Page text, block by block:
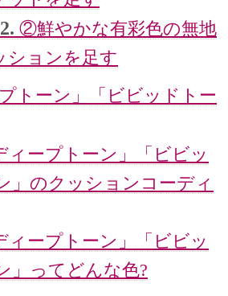
②鮮やかな有彩色の無地
ションを足す
トーン」「ビビッドトー
ィープトーン」「ビビッ
」のクッションコーディ
ィープトーン」「ビビッ
」ってどんな色?